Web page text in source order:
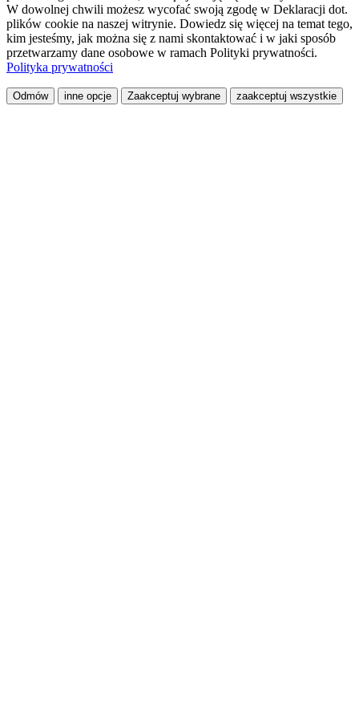
W dowolnej chwili możesz wycofać swoją zgodę w Deklaracji dot.
plików cookie na naszej witrynie. Dowiedz się więcej na temat tego,
kim jesteśmy, jak można się z nami skontaktować i w jaki sposób
przetwarzamy dane osobowe w ramach Polityki prywatności.
Polityka prywatności
Odmów inne opcje Zaakceptuj wybrane zaakceptuj wszystkie